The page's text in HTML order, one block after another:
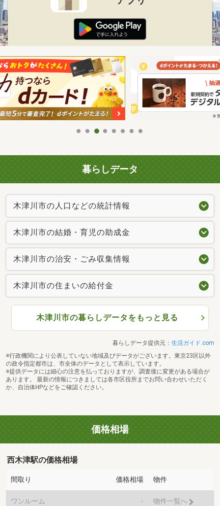
暮らしデータ
木津川市の人口などの統計情報
木津川市の結婚・育児の助成金
木津川市の治安・ごみ収集情報
木津川市の住まいの給付金
木津川市の暮らしデータをもっと見る
暮らしデータ提供元： 生活ガイド.com
※行政機関により公表していない地域及びデータがございます。東京23区以外
の政令指定都市は、市全体のデータとして表示しています。
※提供データには細心の注意を払っておりますが、調査後に変更がある場合が
あります。 最新の情報につきましては各市区役所までお問い合わせいただく
か、自治体HPなどをご確認ください。
価格相場
西木津駅の価格相場
間取り 価格相場 物件
ワンルーム - 物件一覧へ